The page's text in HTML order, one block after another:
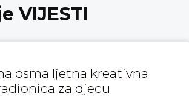
VIJESTI
osma ljetna kreativna
za djecu